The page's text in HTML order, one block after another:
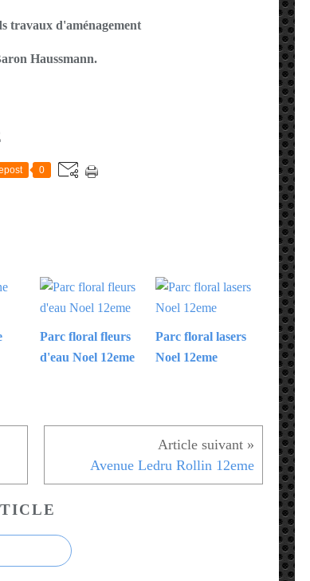
travaux d'aménagement
Haussmann.
0
Parc floral fleurs
d'eau Noel 12eme
Parc floral lasers
Noel 12eme
Avenue Ledru Rollin 12eme